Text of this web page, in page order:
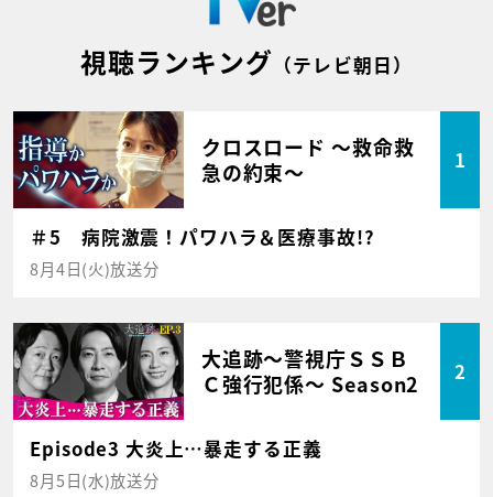
視聴ランキング （テレビ朝日）
クロスロード ～救命救
急の約束～
1
＃5 病院激震！パワハラ＆医療事故!?
8月4日(火)放送分
大追跡～警視庁ＳＳＢ
Ｃ強行犯係～ Season2
2
Episode3 大炎上…暴走する正義
8月5日(水)放送分